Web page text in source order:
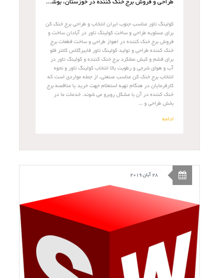
کولینگ تاور مناسب جنوب ایران انتخاب و طراحی برج خنک کن
برای عسلویه طراحی و ساخت کولینگ تاور در آبادان ساخت و
فروش برج خنک کننده در اهواز طراحی و ساخت قطعات برج
خنک کننده طراحی و تولید کولینگ تاور فایبرگلاس کانتر فلو
برای قشم و کیش عملکرد برج خنک کننده و کولینگ تاور در
آب و هوای شرجی و رطوبت بالا انتخاب کولینگ تاور و نحوه
انتخاب برج خنک کن مناسب صنعتی، از جمله مواردی است که
کارفرمایان در هنگام تهیه استعلام جهت خرید یا مناقصه برج
خنک کننده در آن با مشکل روبرو می شوند. خدمات ما در
بخش طراحی و ...
ادامه
28 آبان 2019